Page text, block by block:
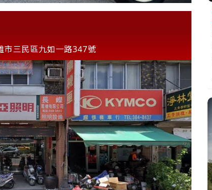
市三民區九如一路347號